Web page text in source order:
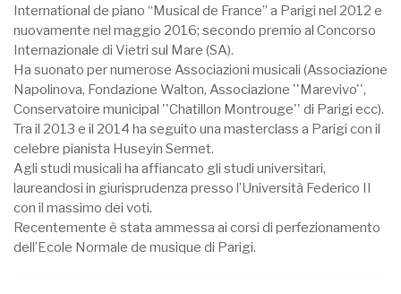
International de piano “Musical de France” a Parigi nel 2012 e
nuovamente nel maggio 2016; secondo premio al Concorso
Internazionale di Vietri sul Mare (SA).
Ha suonato per numerose Associazioni musicali (Associazione
Napolinova, Fondazione Walton, Associazione ''Marevivo'',
Conservatoire municipal ''Chatillon Montrouge'' di Parigi ecc).
Tra il 2013 e il 2014 ha seguito una masterclass a Parigi con il
celebre pianista Huseyin Sermet.
Agli studi musicali ha affiancato gli studi universitari,
laureandosi in giurisprudenza presso l’Università Federico II
con il massimo dei voti.
Recentemente è stata ammessa ai corsi di perfezionamento
dell’Ecole Normale de musique di Parigi.